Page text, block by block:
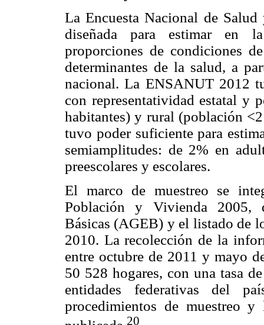
La Encuesta Nacional de
diseñada para estimar en
proporciones de condiciones
determinantes de la salud, a
nacional. La ENSANUT 2012
con representatividad estatal y
habitantes) y rural (población
tuvo poder suficiente para
semiamplitudes: de 2% en
preescolares y escolares.
El marco de muestreo se
Población y Vivienda 2005,
Básicas (AGEB) y el listado de
2010. La recolección de la
entre octubre de 2011 y mayo
50 528 hogares, con una tasa
entidades federativas del
procedimientos de muestreo
20